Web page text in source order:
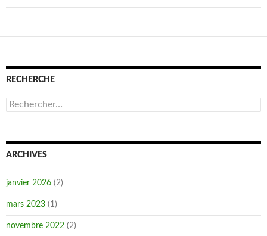
RECHERCHE
Rechercher :
ARCHIVES
janvier 2026 (2)
mars 2023 (1)
novembre 2022 (2)